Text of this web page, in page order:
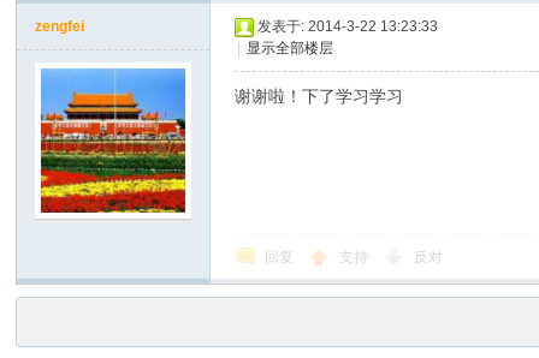
zengfei
发表于: 2014-3-22 13:23:33
显示全部楼层
谢谢啦！下了学习学习
回复 支持 反对